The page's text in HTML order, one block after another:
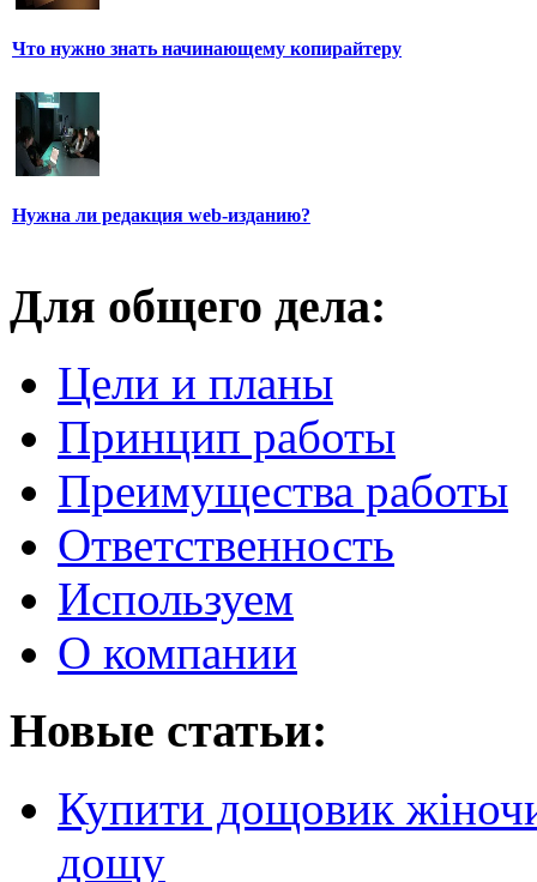
Что нужно знать начинающему копирайтеру
Нужна ли редакция web-изданию?
Для общего дела:
Цели и планы
Принцип работы
Преимущества работы
Ответственность
Используем
О компании
Новые статьи:
Купити дощовик
дощу